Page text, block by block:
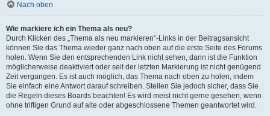
Nach oben
Wie markiere ich ein Thema als neu?
Durch Klicken des „Thema als neu markieren“-Links in der Beitragsansicht
können Sie das Thema wieder ganz nach oben auf die erste Seite des Forums
holen. Wenn Sie den entsprechenden Link nicht sehen, dann ist die Funktion
möglicherweise deaktiviert oder seit der letzten Markierung ist nicht genügend
Zeit vergangen. Es ist auch möglich, das Thema nach oben zu holen, indem
Sie einfach eine Antwort darauf schreiben. Stellen Sie jedoch sicher, dass Sie
die Regeln dieses Boards beachten! Es wird meist nicht gerne gesehen, wenn
ohne triftigen Grund auf alte oder abgeschlossene Themen geantwortet wird.